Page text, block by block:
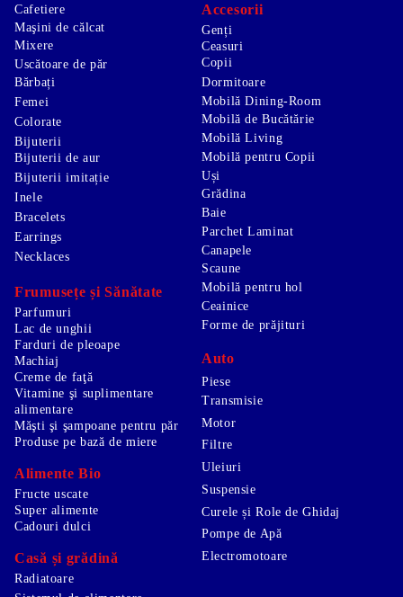
Cafetiere
Maşini de călcat
Mixere
Uscătoare de păr
Accesorii
Genți
Ceasuri
Copii
Bărbați
Femei
Colorate
Bijuterii
Bijuterii de aur
Bijuterii imitație
Inele
Bracelets
Earrings
Necklaces
Frumusețe și Sănătate
Parfumuri
Lac de unghii
Farduri de pleoape
Machiaj
Creme de faţă
Vitamine şi suplimentare
alimentare
Măşti şi şampoane pentru păr
Produse pe bază de miere
Alimente Bio
Fructe uscate
Super alimente
Cadouri dulci
Casă și grădină
Dormitoare
Mobilă Dining-Room
Mobilă de Bucătărie
Mobilă Living
Mobilă pentru Copii
Uși
Grădina
Baie
Parchet Laminat
Canapele
Scaune
Mobilă pentru hol
Ceainice
Forme de prăjituri
Auto
Piese
Transmisie
Motor
Filtre
Uleiuri
Suspensie
Curele și Role de Ghidaj
Pompe de Apă
Electromotoare
Radiatoare